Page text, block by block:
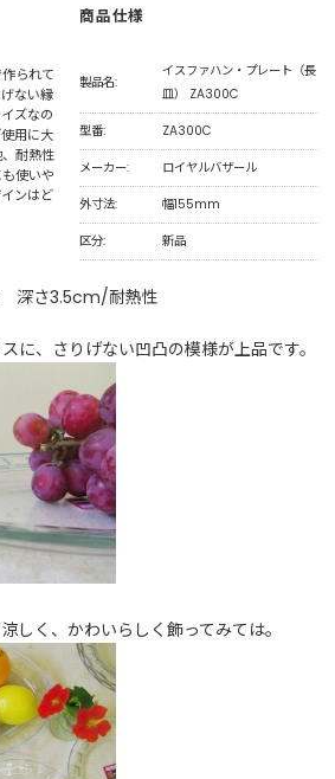
られて
ない縁
ズなの
用に大
耐熱性
使いや
ンはど
商品仕様
製品名:
イスファハン・プレート（長
皿） ZA300C
型番: ZA300C
メーカー: ロイヤルバザール
外寸法: 幅155mm
区分: 新品
深さ3.5cm/耐熱性
に、さりげない凹凸の模様が上品です。
しく、かわいらしく飾ってみては。